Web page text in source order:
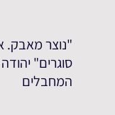
"נוצר מאבק.
סוגרים"
המחבלים